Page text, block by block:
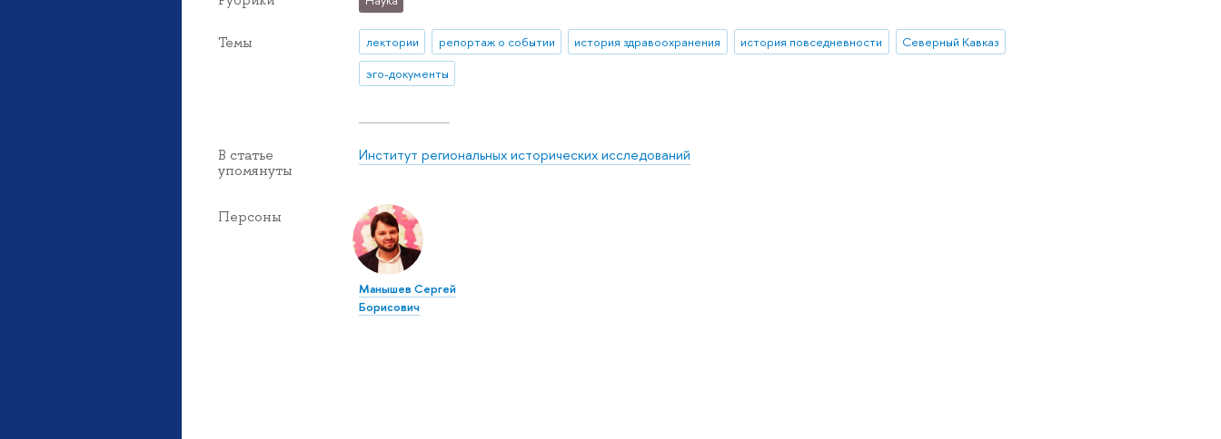
Темы лектории репортаж о событии история здравоохранения история повседневности
Северный Кавказ
эго-документы
В статье
упомянуты
Институт региональных исторических исследований
Персоны
Манышев Сергей
Борисович